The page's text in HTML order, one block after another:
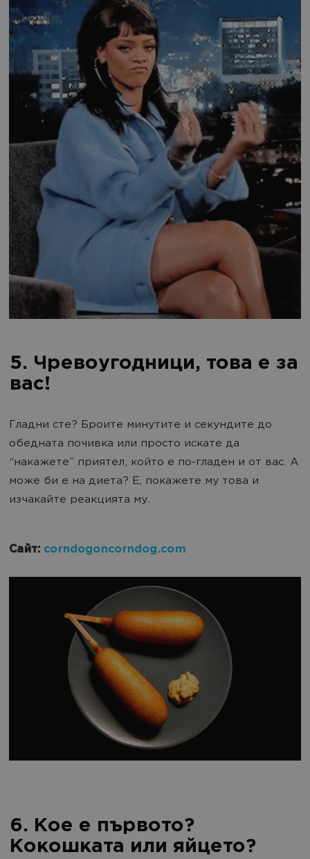
5. Чревоугодници, това е за
вас!
Гладни сте? Броите минутите и секундите до
обедната почивка или просто искате да
“накажете” приятел, който е по-гладен и от вас. А
може би е на диета? Е, покажете му това и
изчакайте реакцията му.
Сайт: corndogoncorndog.com
6. Кое е първото?
Кокошката или яйцето?